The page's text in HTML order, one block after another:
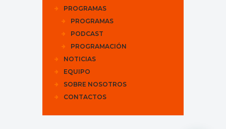
PROGRAMAS
PROGRAMAS
PODCAST
PROGRAMACIÓN
NOTICIAS
EQUIPO
SOBRE NOSOTROS
CONTACTOS